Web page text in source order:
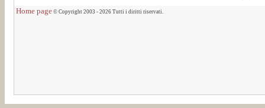
Home page © Copyright 2003 - 2026 Tutti i diritti riservati.